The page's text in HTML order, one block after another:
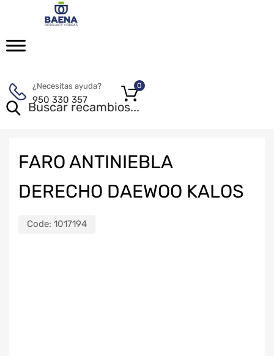
¿Necesitas ayuda?
950 330 357
0
FARO ANTINIEBLA
DERECHO DAEWOO KALOS
Code: 1017194